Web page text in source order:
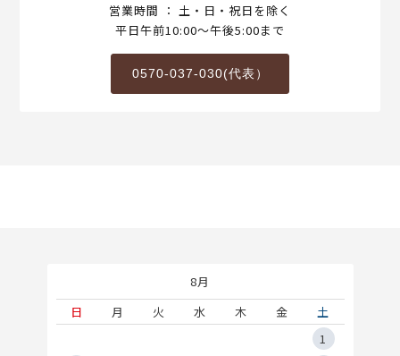
営業時間 ： 土・日・祝日を除く
平日午前10:00～午後5:00まで
0570-037-030(代表）
8月
日
月 火 水 木 金
土
1